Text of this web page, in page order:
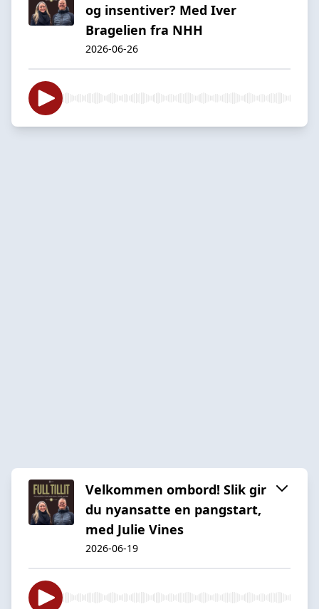
og insentiver? Med Iver
Bragelien fra NHH
2026-06-26
Velkommen ombord! Slik gir
du nyansatte en pangstart,
med Julie Vines
2026-06-19